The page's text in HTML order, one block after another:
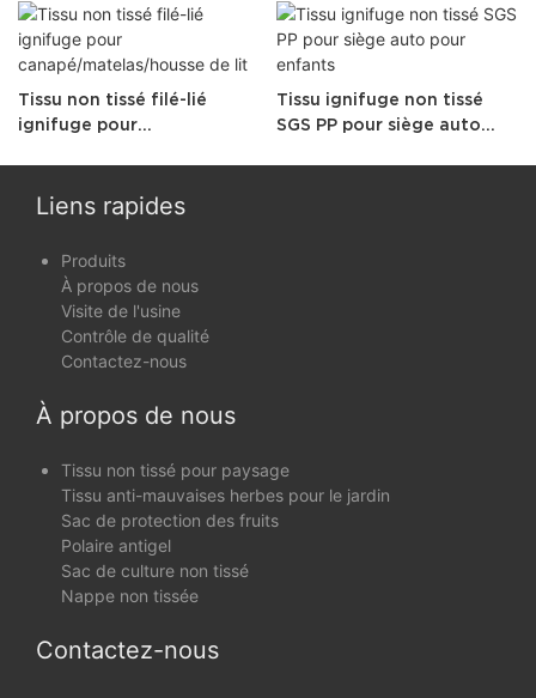
Tissu non tissé filé-lié
ignifuge pour
Tissu ignifuge non tissé
SGS PP pour siège auto
Liens rapides
Produits
À propos de nous
Visite de l'usine
Contrôle de qualité
Contactez-nous
À propos de nous
Tissu non tissé pour paysage
Tissu anti-mauvaises herbes pour le jardin
Sac de protection des fruits
Polaire antigel
Sac de culture non tissé
Nappe non tissée
Contactez-nous